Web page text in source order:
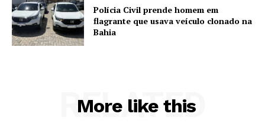
Polícia Civil prende homem em
flagrante que usava veículo clonado na
Bahia
More like this
RELATED